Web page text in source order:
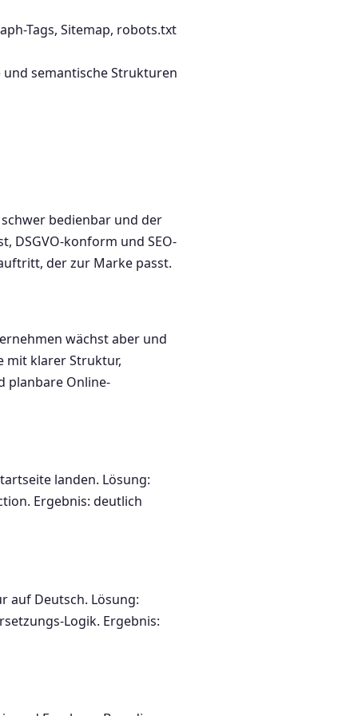
Tags, Sitemap, robots.txt
semantische Strukturen
bedienbar und der
DSGVO-konform und SEO-
der zur Marke passt.
wächst aber und
mit klarer Struktur,
planbare Online-
landen. Lösung:
Ergebnis: deutlich
auf Deutsch. Lösung:
Logik. Ergebnis: